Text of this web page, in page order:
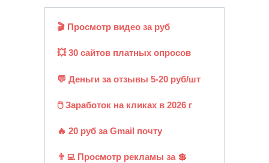
🎬 Просмотр видео за руб
💥 30 сайтов платных опросов
💬 Деньги за отзывы 5-20 руб/шт
🖱️ Заработок на кликах в 2026 г
🔥 20 руб за Gmail почту
👨‍💻 Просмотр рекламы за 💲